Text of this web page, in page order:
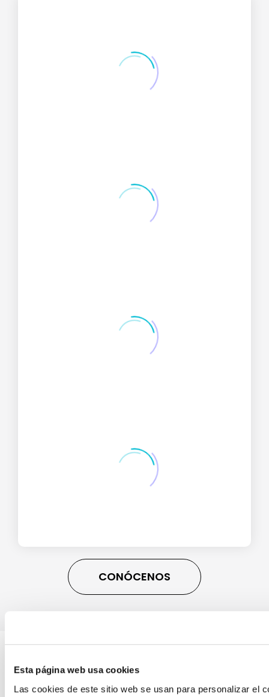
Esta página web usa cookies
Las cookies de este sitio web se usan para personalizar el
Años de experiencia
Proyectos exitosos
Clientes satisfechos
0
CONÓCENOS
Empresa especialista enrefuerzo de
cimentacionesyconsolidación de terrenos.